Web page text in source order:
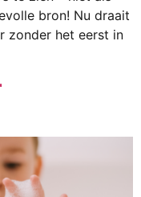
bron! Nu draait
zonder het eerst in